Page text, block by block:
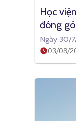
Học
đóng
kinh tế
Thành
03/08/
Ngày 30/
đóng góp